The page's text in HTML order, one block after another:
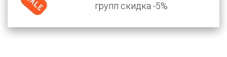
групп скидка -5%